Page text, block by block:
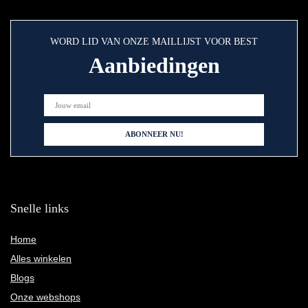
WORD LID VAN ONZE MAILLIJST VOOR BEST
Aanbiedingen
Snelle links
Home
Alles winkelen
Blogs
Onze webshops